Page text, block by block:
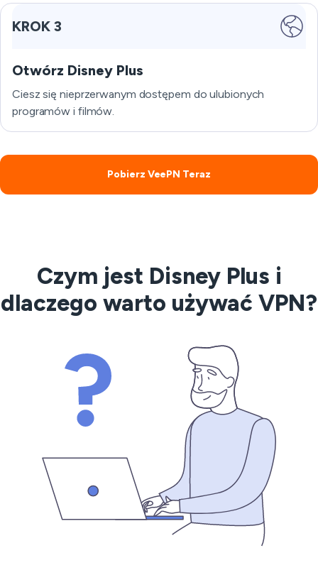
KROK 3
Otwórz Disney Plus
Ciesz się nieprzerwanym dostępem do ulubionych
programów i filmów.
Pobierz VeePN Teraz
Czym jest Disney Plus i
dlaczego warto używać VPN?